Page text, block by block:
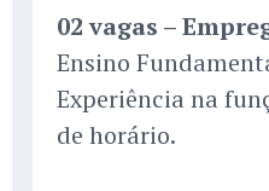
02 vagas –
Ensino
Experiência na
de horário.